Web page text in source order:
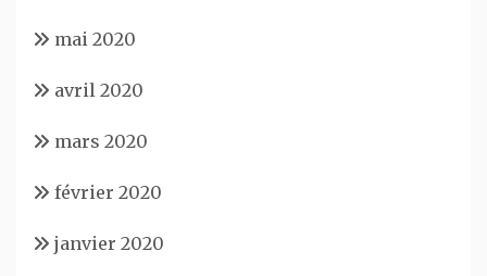
mai 2020
avril 2020
mars 2020
février 2020
janvier 2020